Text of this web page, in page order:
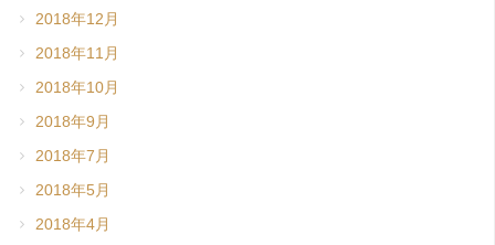
2018年12月
2018年11月
2018年10月
2018年9月
2018年7月
2018年5月
2018年4月